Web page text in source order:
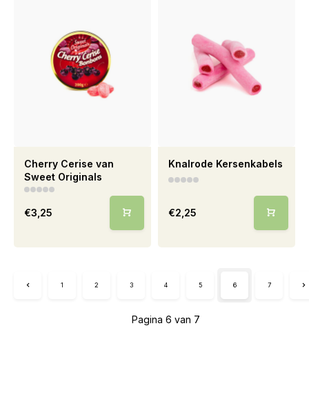
Cherry Cerise van
Sweet Originals
€3,25
Knalrode Kersenkabels
€2,25
Pagina 6 van 7
1 2 3 4 5 6 7